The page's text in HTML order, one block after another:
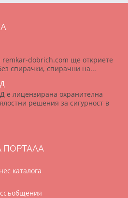
remkar-dobrich.com ще откриете
спирачки, спирачни на...
е лицензирана охранителна
решения за сигурност в
ПОРТАЛА
каталога